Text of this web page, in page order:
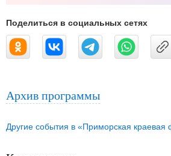
Поделиться в социальных сетях
Архив программы
Другие события в «Приморская